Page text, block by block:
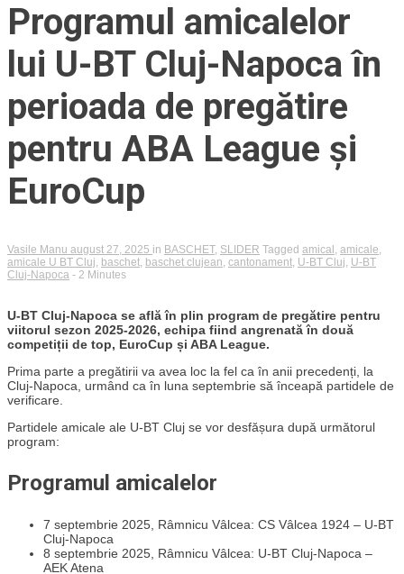
Programul amicalelor
lui U-BT Cluj-Napoca în
perioada de pregătire
pentru ABA League și
EuroCup
Vasile Manu august 27, 2025 in BASCHET, SLIDER Tagged amical amicale
amicale U BT Cluj baschet baschet clujean cantonament U-BT Cluj U-BT
Cluj-Napoca - 2 Minutes
U-BT Cluj-Napoca se află în plin program de pregătire pentru
viitorul sezon 2025-2026, echipa fiind angrenată în două
competiții de top, EuroCup și ABA League.
Prima parte a pregătirii va avea loc la fel ca în anii precedenți, la
Cluj-Napoca, urmând ca în luna septembrie să înceapă partidele de
verificare.
Partidele amicale ale U-BT Cluj se vor desfășura după următorul
program:
Programul amicalelor
7 septembrie 2025, Râmnicu Vâlcea: CS Vâlcea 1924 – U-BT
Cluj-Napoca
8 septembrie 2025, Râmnicu Vâlcea: U-BT Cluj-Napoca –
AEK Atena